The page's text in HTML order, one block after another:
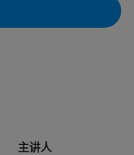
主讲人